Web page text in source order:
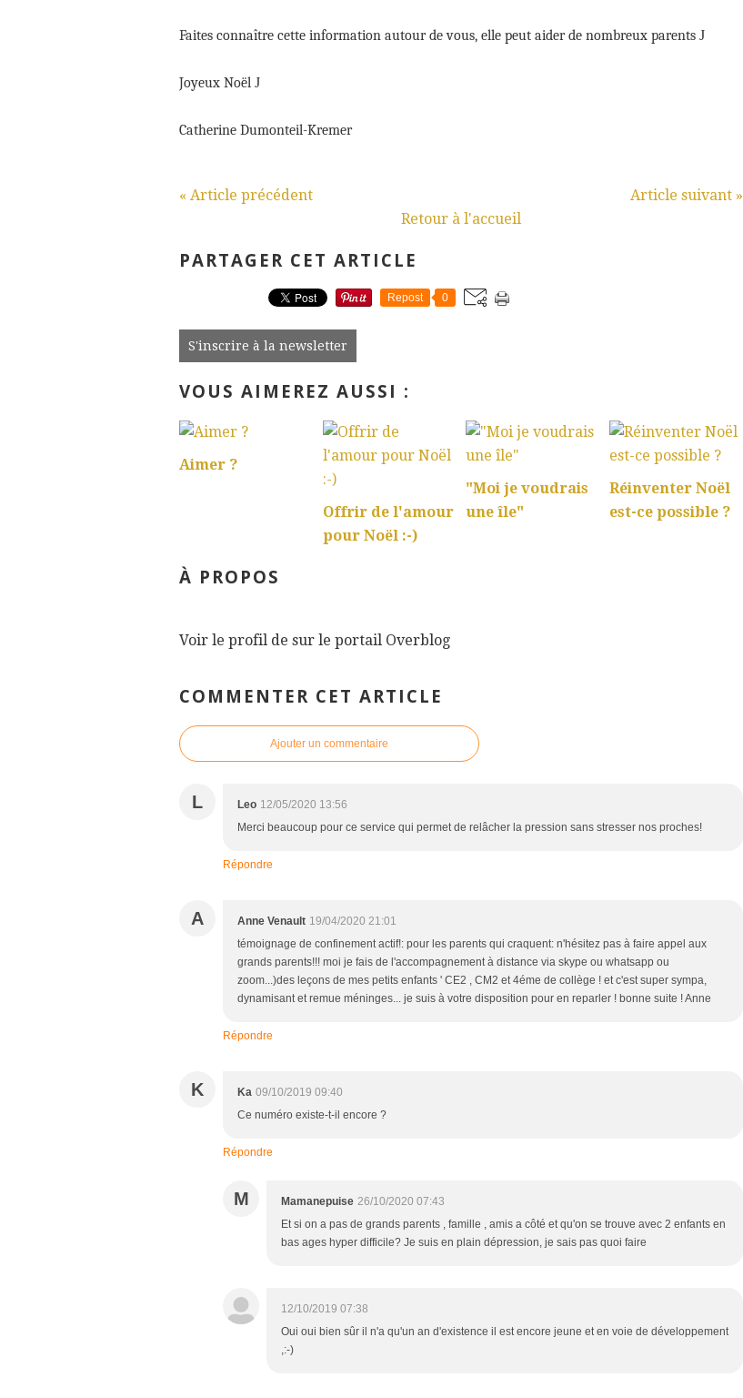
Faites connaître cette information autour de vous, elle peut aider de nombreux parents J
Joyeux Noël J
Catherine Dumonteil-Kremer
« Article précédent
Article suivant »
Retour à l'accueil
PARTAGER CET ARTICLE
Repost 0
S'inscrire à la newsletter
VOUS AIMEREZ AUSSI :
Aimer ?
Offrir de l'amour
pour Noël :-)
"Moi je voudrais
une île"
Réinventer Noël
est-ce possible ?
À PROPOS
Voir le profil de sur le portail Overblog
COMMENTER CET ARTICLE
Ajouter un commentaire
L Leo 12/05/2020 13:56
Merci beaucoup pour ce service qui permet de relâcher la pression sans stresser nos proches!
Répondre
A Anne Venault 19/04/2020 21:01
témoignage de confinement actif!: pour les parents qui craquent: n'hésitez pas à faire appel aux
grands parents!!! moi je fais de l'accompagnement à distance via skype ou whatsapp ou
zoom...)des leçons de mes petits enfants ' CE2 , CM2 et 4éme de collège ! et c'est super sympa,
dynamisant et remue méninges... je suis à votre disposition pour en reparler ! bonne suite ! Anne
Répondre
K Ka 09/10/2019 09:40
Ce numéro existe-t-il encore ?
Répondre
M Mamanepuise 26/10/2020 07:43
Et si on a pas de grands parents , famille , amis a côté et qu'on se trouve avec 2 enfants en
bas ages hyper difficile? Je suis en plain dépression, je sais pas quoi faire
12/10/2019 07:38
Oui oui bien sûr il n'a qu'un an d'existence il est encore jeune et en voie de développement
,:-)